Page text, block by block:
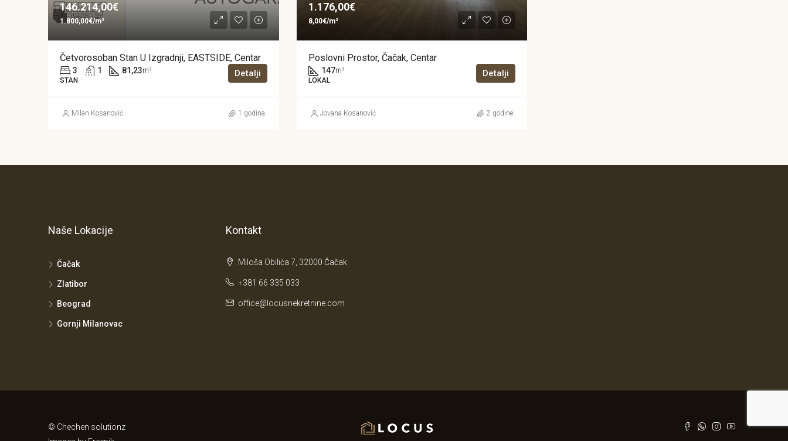
146.214,00€
1.800,00€/m²
Četvorosoban Stan U Izgradnji, EASTSIDE, Centar
3 1 81,23m²
STAN
Detalji
Milan Kosanović 1 godina
1.176,00€
8,00€/m²
Poslovni Prostor, Čačak, Centar
147m²
LOKAL
Detalji
Jovana Kosanović 2 godine
Naše Lokacije
Čačak
Zlatibor
Beograd
Gornji Milanovac
Kontakt
Miloša Obilića 7, 32000 Čačak
+381 66 335 033
office@locusnekretnine.com
© Chechen solutionz